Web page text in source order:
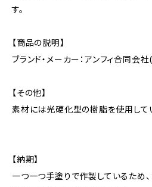
す。
【商品の説明】
ブランド・メーカー：アンフィ合同会社
【その他】
素材には光硬化型の樹脂を使用して
【納期】
一つ一つ手塗りで作製しているため